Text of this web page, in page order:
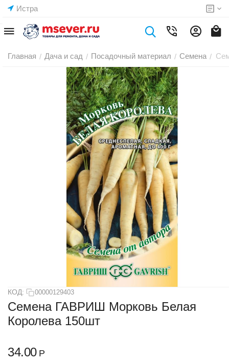
Истра
Главная / Дача и сад / Посадочный материал / Семена /
КОД: 00000129403
Семена ГАВРИШ Морковь Белая
Королева 150шт
34.00 Р